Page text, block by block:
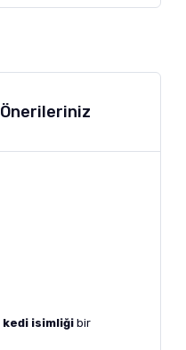
Önerileriniz
kedi isimliği bir